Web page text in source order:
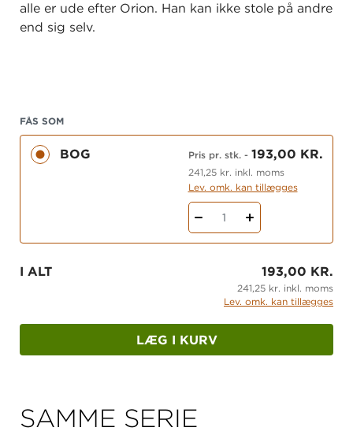
alle er ude efter Orion. Han kan ikke stole på andre
end sig selv.
FÅS SOM
BOG Pris pr. stk.- 193,00 KR.
241,25 kr. inkl. moms
Lev. omk. kan tillægges
1
I ALT 193,00 KR.
241,25 kr. inkl. moms
Lev. omk. kan tillægges
LÆG I KURV
SAMME SERIE